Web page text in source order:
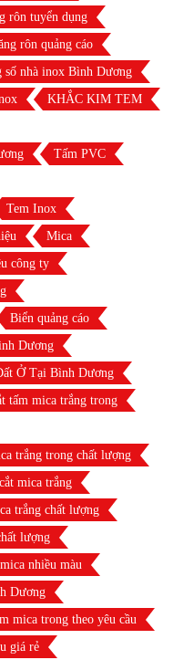
rôn tuyển dụng
rôn quảng cáo
số nhà inox Bình Dương
KHẮC KIM TEM
Tấm PVC
Tem Inox
Mica
công ty
Biển quảng cáo
Dương
Ở Tại Bình Dương
tấm mica trắng trong
trắng trong chất lượng
cắt mica trắng
trắng chất lượng
lượng
nhiều màu
Dương
mica trong theo yêu cầu
giá rẻ